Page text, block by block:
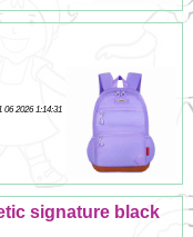
06 2026 1:14:31
signature black